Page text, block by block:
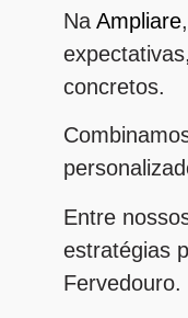
Na Ampliare
concretos.
Entre
estratégias
Fervedouro.